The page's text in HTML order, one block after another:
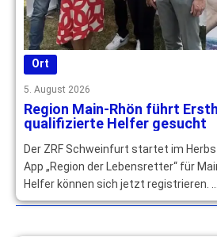
Ort
5. August 2026
Region Main-Rhön führt
qualifizierte Helfer gesucht
Der ZRF Schweinfurt startet im
App „Region der Lebensretter“ für
Helfer können sich jetzt registrieren.